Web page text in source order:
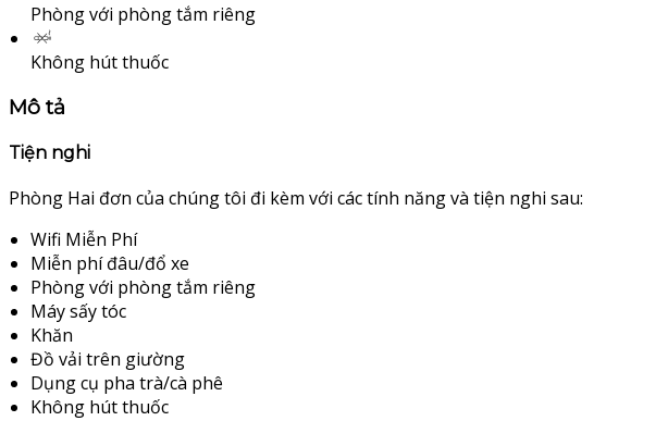
Phòng với phòng tắm riêng
Không hút thuốc
Mô tả
Tiện nghi
Phòng Hai đơn của chúng tôi đi kèm với các tính năng và tiện nghi sau:
Wifi Miễn Phí
Miễn phí đâu/đổ xe
Phòng với phòng tắm riêng
Máy sấy tóc
Khăn
Đồ vải trên giường
Dụng cụ pha trà/cà phê
Không hút thuốc